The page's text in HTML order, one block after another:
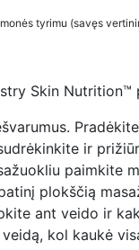
tyrimu (savęs
Skin Nutrition™
ir
paimkite
plokščią
ant veido ir
kol kaukė